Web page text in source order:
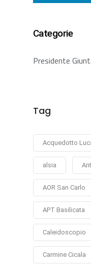
Categorie
Presidente
Tag
Acquedotto
alsia
AOR San Carlo
APT Basilicata
Caleidoscopio
Carmine Cicala